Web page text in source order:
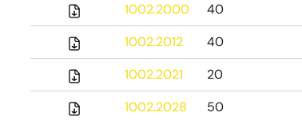
1002.2000
40
1002.2012
40
1002.2021
20
1002.2028
50